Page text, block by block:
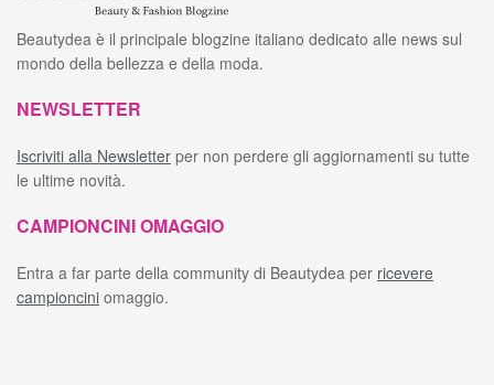
Beautydea è il principale blogzine italiano dedicato alle news sul
mondo della bellezza e della moda.
NEWSLETTER
Iscriviti alla Newsletter per non perdere gli aggiornamenti su tutte
le ultime novità.
CAMPIONCINI OMAGGIO
Entra a far parte della community di Beautydea per ricevere
campioncini omaggio.